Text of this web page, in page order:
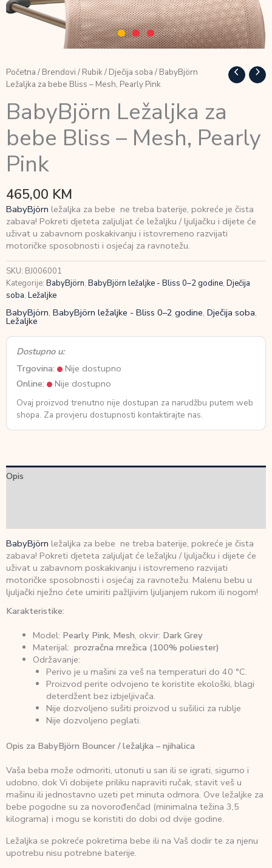
Početna / Brendovi / Rubik/ Dječija soba / BabyBjörn
Ležaljka za bebe Bliss – Mesh, Pearly Pink
BabyBjörn Ležaljka za
bebe Bliss – Mesh, Pearly
Pink
465,00 KM
BabyBjörn ležaljka za bebe ne treba baterije, pokreće je čista
zabava! Pokreti djeteta zaljuljat će ležaljku / ljuljačku i dijete će
uživat u zabavnom poskakivanju i istovremeno razvijati
motoričke sposobnosti i osjećaj za ravnotežu.
SKU: BJ006001
Kategorije: BabyBjörn, BabyBjörn ležaljke - Bliss 0–2 godine, Dječija
soba, Ležaljke
BabyBjörn, BabyBjörn ležaljke - Bliss 0–2 godine, Dječija soba,
Ležaljke
Dostupno u:
Trgovina:
Nije dostupno
Online:
Nije dostupno
Ovaj proizvod trenutno nije dostupan za narudžbu putem web
shopa. Za provjeru dostupnosti kontaktirajte nas.
Opis
BabyBjörn ležaljka za bebe ne treba baterije, pokreće je čista
zabava! Pokreti djeteta zaljuljat će ležaljku / ljuljačku i dijete će
uživat u zabavnom poskakivanju i istovremeno razvijati
motoričke sposobnosti i osjećaj za ravnotežu. Malenu bebu u
ljuljački nježno ćete umiriti pažljivim ljuljanjem rukom ili nogom!
Karakteristike:
Model: Pearly Pink, Mesh, okvir: Dark Grey
Materijal: prozračna mrežica (100% poliester)
Održavanje:
Perivo je u mašini za veš na temperaturi do 40 °C.
Proizvod perite odvojeno te koristite ekološki, blagi
deterdžent bez izbjeljivača.
Nije dozvoljeno sušiti proizvod u sušilici za rublje
Nije dozvoljeno peglati.
Opis za BabyBjörn Bouncer / ležaljka – njihalica
Vaša beba može odmoriti, utonuti u san ili se igrati, sigurno i
udobno, dok Vi dobijete priliku napraviti ručak, stavit veš u
mašinu ili jednostavno uzeti pet minuta odmora. Ove ležaljke za
bebe pogodne su za novorođenčad (minimalna težina 3,5
kilograma) i mogu se koristiti do dobi od dvije godine.
Ležaljka se pokreće pokretima bebe ili na Vaš dodir te za njenu
upotrebu nisu potrebne baterije.